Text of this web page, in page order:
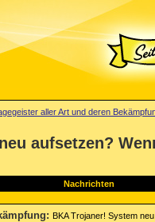
aller Art und deren
aufsetzen?
Nachrichten
: BKA Trojaner! System